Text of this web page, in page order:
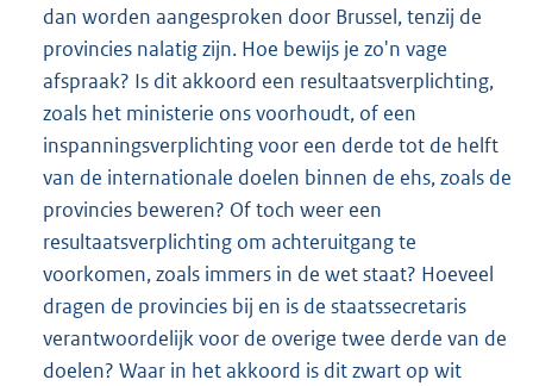
dan worden aangesproken door Brussel, tenzij de
provincies nalatig zijn. Hoe bewijs je zo'n vage
afspraak? Is dit akkoord een resultaatsverplichting,
zoals het ministerie ons voorhoudt, of een
inspanningsverplichting voor een derde tot de helft
van de internationale doelen binnen de ehs, zoals de
provincies beweren? Of toch weer een
resultaatsverplichting om achteruitgang te
voorkomen, zoals immers in de wet staat? Hoeveel
dragen de provincies bij en is de staatssecretaris
verantwoordelijk voor de overige twee derde van de
doelen? Waar in het akkoord is dit zwart op wit